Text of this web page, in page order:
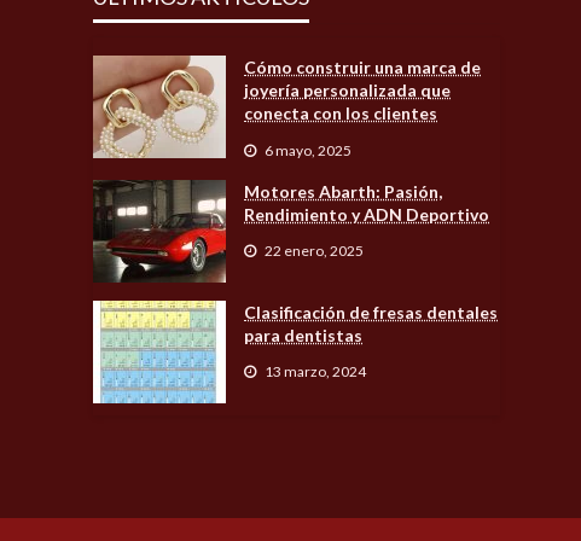
Cómo construir una marca de
joyería personalizada que
conecta con los clientes
6 mayo, 2025
Motores Abarth: Pasión,
Rendimiento y ADN Deportivo
22 enero, 2025
Clasificación de fresas dentales
para dentistas
13 marzo, 2024